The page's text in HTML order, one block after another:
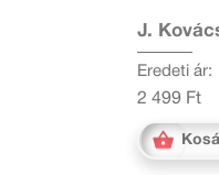
J.
Eredeti ár:
2 499 Ft